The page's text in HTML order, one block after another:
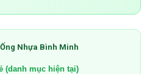
Nhựa Bình Minh
(danh mục hiện tại)